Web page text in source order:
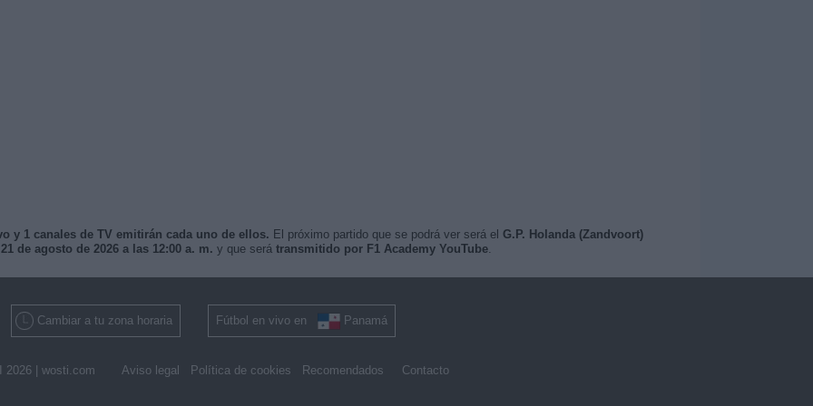
y 1 canales de TV emitirán cada uno de ellos. El próximo partido que se podrá ver será el G.P. Holanda (Zandvoort)
de agosto de 2026 a las 12:00 a. m. y que será transmitido por F1 Academy YouTube.
Cambiar a tu zona horaria Fútbol en vivo en Panamá
| wosti.com Aviso legal Política de cookies Recomendados Contacto